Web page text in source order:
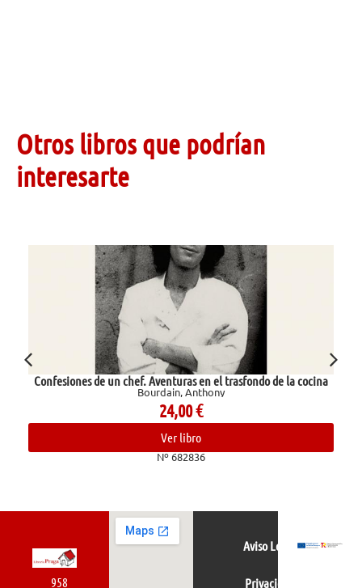
Otros libros que podrían
interesarte
Confesiones de un chef. Aventuras en el trasfondo de la cocina
Bourdain, Anthony
24,00€
Ver libro
Nº 682836
958
Aviso Legal
Privacidad